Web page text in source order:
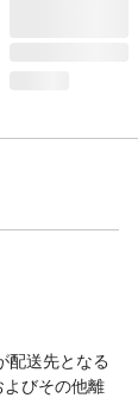
配送先となる
びその他離